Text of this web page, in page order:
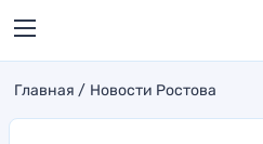
Главная Новости Ростова